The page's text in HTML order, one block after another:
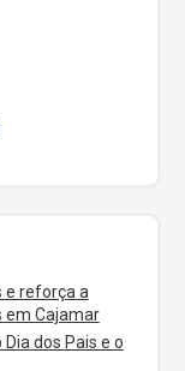
e reforça a
em Cajamar
dos Pais e o